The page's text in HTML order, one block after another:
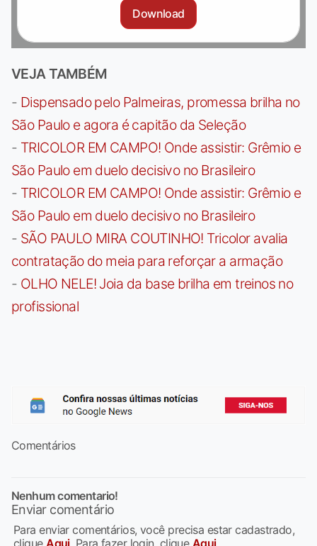
Download
VEJA TAMBÉM
- Dispensado pelo Palmeiras, promessa brilha no
São Paulo e agora é capitão da Seleção
- TRICOLOR EM CAMPO! Onde assistir: Grêmio e
São Paulo em duelo decisivo no Brasileiro
- TRICOLOR EM CAMPO! Onde assistir: Grêmio e
São Paulo em duelo decisivo no Brasileiro
- SÃO PAULO MIRA COUTINHO! Tricolor avalia
contratação do meia para reforçar a armação
- OLHO NELE! Joia da base brilha em treinos no
profissional
Comentários
Nenhum comentario!
Enviar comentário
Para enviar comentários, você precisa estar cadastrado,